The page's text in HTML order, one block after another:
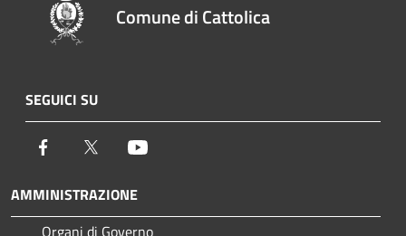
Comune di Cattolica
SEGUICI SU
Facebook Twitter
AMMINISTRAZIONE
Organi di Governo